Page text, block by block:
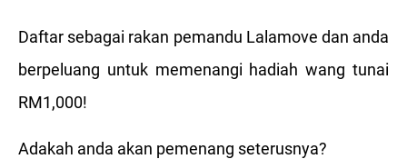
Daftar sebagai rakan pemandu Lalamove dan anda
berpeluang untuk memenangi hadiah wang tunai
RM1,000!
Adakah anda akan pemenang seterusnya?